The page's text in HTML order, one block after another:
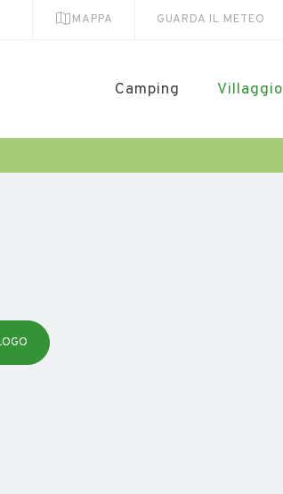
MAPPA GUARDA IL METEO
Camping Villaggio